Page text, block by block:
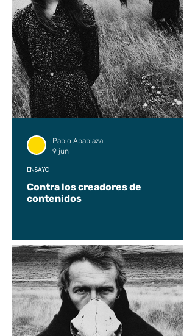
Contra los creadores de
contenidos
ENSAYO
Pablo Apablaza
9 jun